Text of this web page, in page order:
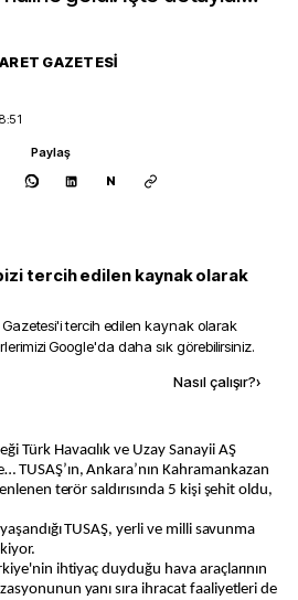
GAZETESI
Paylaş
N
tercih edilen kaynak olarak
'i tercih edilen kaynak olarak
Google'da daha sık görebilirsiniz.
Nasıl çalışır?›
TUSAŞ’ın, Ankara’nın Kahramankazan
terör saldırısında 5 kişi şehit oldu,
TUSAŞ, yerli ve milli savunma
ihtiyaç duyduğu hava araçlarının
yanı sıra ihracat faaliyetleri de